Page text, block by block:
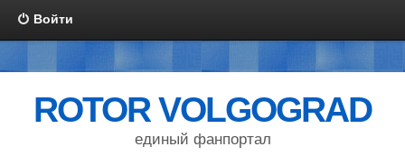
Войти
ROTOR VOLGOGRAD
единый фанпортал